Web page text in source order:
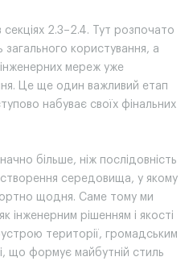
2.3–2.4. Тут розпочато
загального користування, а
мереж уже
Це ще один важливий етап
набуває своїх фінальних
більше, ніж послідовність
створення середовища, у якому
щодня. Саме тому ми
інженерним рішенням і якості
території, громадським
що формує майбутній стиль